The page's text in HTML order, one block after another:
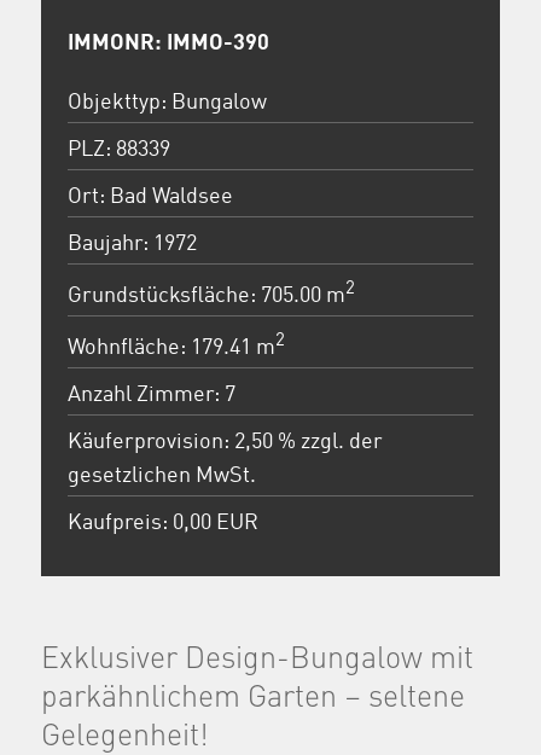
IMMONR: IMMO-390
Objekttyp: Bungalow
PLZ: 88339
Ort: Bad Waldsee
Baujahr: 1972
Grundstücksfläche: 705.00 m2
Wohnfläche: 179.41 m2
Anzahl Zimmer: 7
Käuferprovision: 2,50 % zzgl. der
gesetzlichen MwSt.
Kaufpreis: 0,00 EUR
Exklusiver Design-Bungalow mit
parkähnlichem Garten – seltene
Gelegenheit!